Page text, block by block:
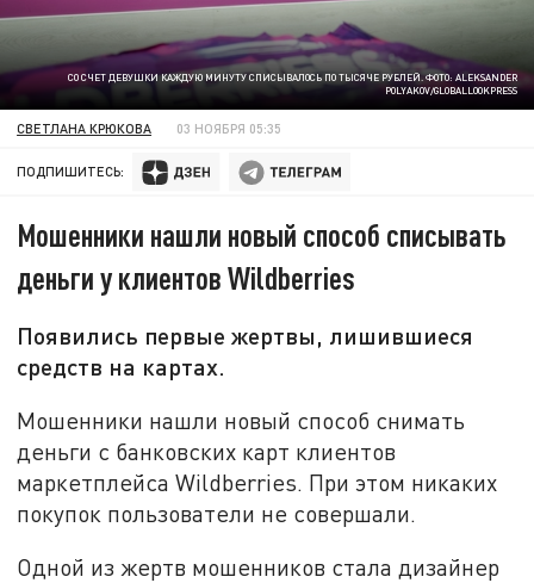
СО СЧЕТ ДЕВУШКИ КАЖДУЮ МИНУТУ СПИСЫВАЛОСЬ ПО ТЫСЯЧЕ РУБЛЕЙ. ФОТО: ALEKSANDER
POLYAKOV/GLOBALLOOKPRESS
СВЕТЛАНА КРЮКОВА 03 НОЯБРЯ 05:35
ПОДПИШИТЕСЬ:
Мошенники нашли новый способ списывать
деньги у клиентов Wildberries
Появились первые жертвы, лишившиеся
средств на картах.
Мошенники нашли новый способ снимать
деньги с банковских карт клиентов
маркетплейса Wildberries. При этом никаких
покупок пользователи не совершали.
Одной из жертв мошенников стала дизайнер